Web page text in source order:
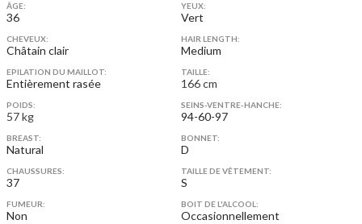
ÂGE:
36
YEUX:
Vert
CHEVEUX:
Châtain clair
HAIR LENGTH:
Medium
EPILATION DU MAILLOT:
Entièrement rasée
TAILLE:
166 cm
POIDS:
57 kg
SEINS-VENTRE-HANCHE:
94-60-97
BREAST:
Natural
BONNET:
D
CHAUSSURES:
37
TAILLE DE VÊTEMENT:
S
FUMEUR:
Non
BOIT DE L'ALCOOL:
Occasionnellement